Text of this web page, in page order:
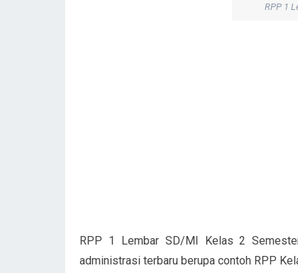
RPP 1
RPP 1 Lembar SD/MI Kelas 2
administrasi terbaru berupa contoh RPP